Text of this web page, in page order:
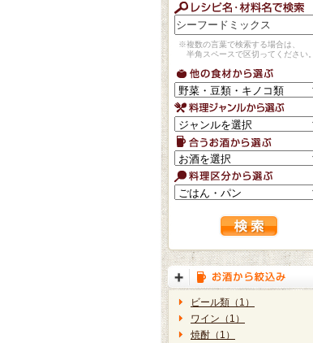
※複数の言葉で検索する場合は、
半角スペースで区切ってください。
ビール類（1）
ワイン（1）
焼酎（1）